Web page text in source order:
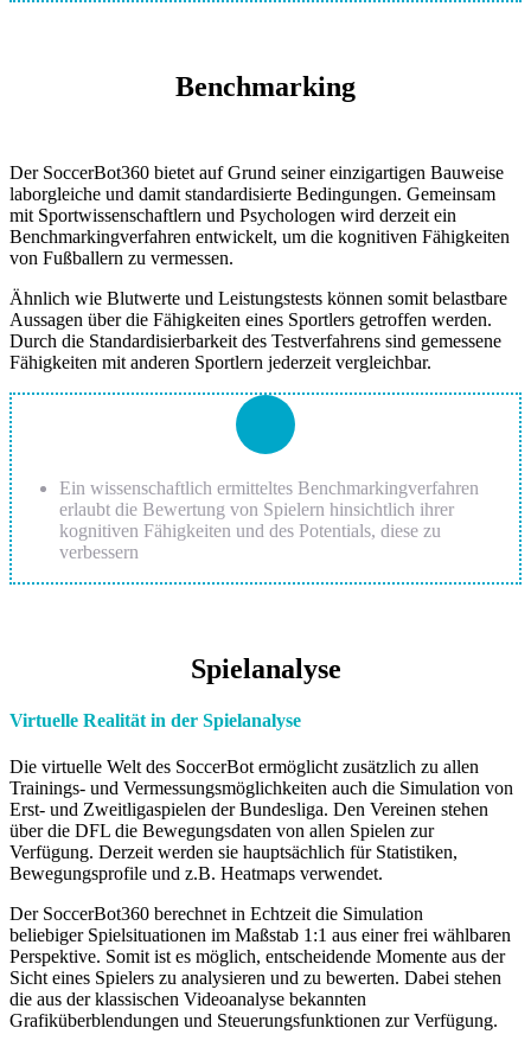
Benchmarking
Der SoccerBot360 bietet auf Grund seiner einzigartigen Bauweise
laborgleiche und damit standardisierte Bedingungen. Gemeinsam
mit Sportwissenschaftlern und Psychologen wird derzeit ein
Benchmarkingverfahren entwickelt, um die kognitiven Fähigkeiten
von Fußballern zu vermessen.
Ähnlich wie Blutwerte und Leistungstests können somit belastbare
Aussagen über die Fähigkeiten eines Sportlers getroffen werden.
Durch die Standardisierbarkeit des Testverfahrens sind gemessene
Fähigkeiten mit anderen Sportlern jederzeit vergleichbar.
Ein wissenschaftlich ermitteltes Benchmarkingverfahren
erlaubt die Bewertung von Spielern hinsichtlich ihrer
kognitiven Fähigkeiten und des Potentials, diese zu
verbessern
Spielanalyse
Virtuelle Realität in der Spielanalyse
Die virtuelle Welt des SoccerBot ermöglicht zusätzlich zu allen
Trainings- und Vermessungsmöglichkeiten auch die Simulation von
Erst- und Zweitligaspielen der Bundesliga. Den Vereinen stehen
über die DFL die Bewegungsdaten von allen Spielen zur
Verfügung. Derzeit werden sie hauptsächlich für Statistiken,
Bewegungsprofile und z.B. Heatmaps verwendet.
Der SoccerBot360 berechnet in Echtzeit die Simulation
beliebiger Spielsituationen im Maßstab 1:1 aus einer frei wählbaren
Perspektive. Somit ist es möglich, entscheidende Momente aus der
Sicht eines Spielers zu analysieren und zu bewerten. Dabei stehen
die aus der klassischen Videoanalyse bekannten
Grafiküberblendungen und Steuerungsfunktionen zur Verfügung.